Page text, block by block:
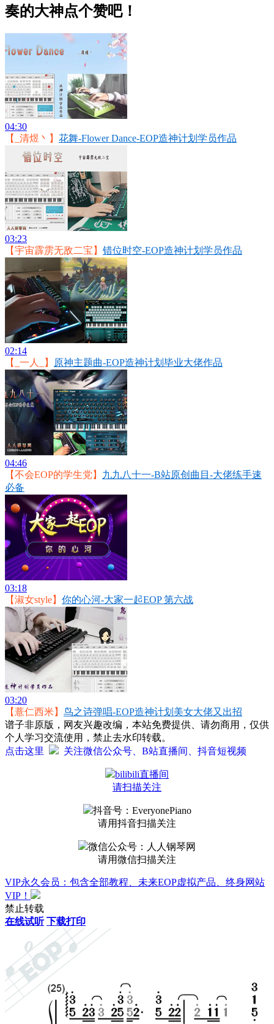
奏的大神点个赞吧！
04:30
【_清煜丶】 花舞-Flower Dance-EOP造神计划学员作品
03:23
【宇宙霹雳无敌二宝】 错位时空-EOP造神计划学员作品
02:14
【_一人_】
原神主题曲-EOP造神计划毕业大佬作品
04:46
【不会EOP的学生党】 九九八十一-B站原创曲目-大佬练手速
必备
03:18
【淑女style】 你的心河-大家一起EOP 第六战
03:20
【薏仁西米】 鸟之诗弹唱-EOP造神计划美女大佬又出招
谱子非原版，网友兴趣改编，本站免费提供、请勿商用，仅供
个人学习交流使用，禁止去水印转载。
点击这里
关注微信公众号、B站直播间、抖音短视频
bilibili直播间
请扫描关注
抖音号：EveryonePiano
请用抖音扫描关注
微信公众号：人人钢琴网
请用微信扫描关注
VIP永久会员：包含全部教程、未来EOP虚拟产品、终身网站
VIP！
禁止转载
在线试听 下载打印